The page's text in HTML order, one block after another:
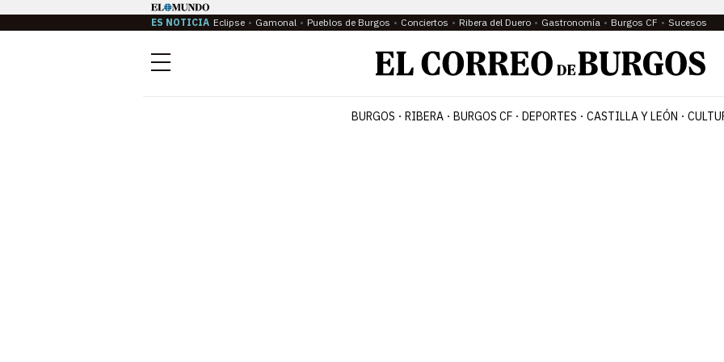
ES NOTICIA Eclipse Gamonal Pueblos de Burgos Conciertos Ribera del Duero Gastronomía Burgos CF Sucesos
Menú
BURGOS RIBERA BURGOS CF DEPORTES CASTILLA Y LEÓN